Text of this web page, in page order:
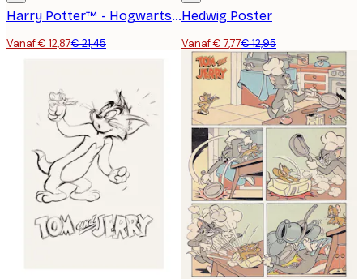
Harry Potter™ - Hogwarts Poster
Vanaf € 12,87€ 21,45
Hedwig Poster
Vanaf € 7,77€ 12,95